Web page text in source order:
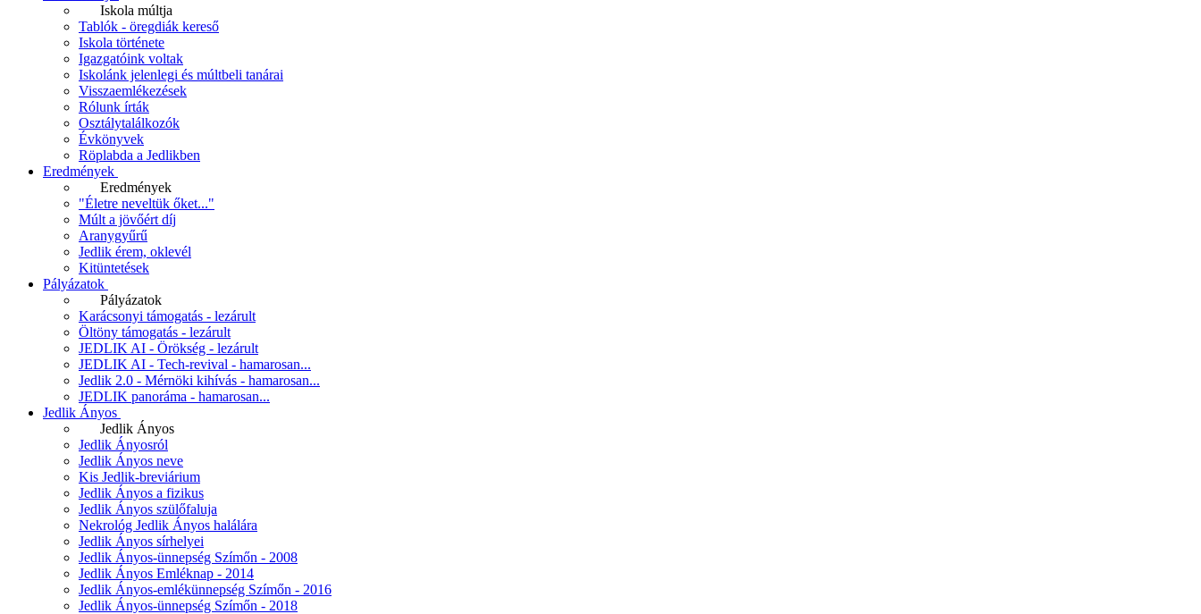
Iskola múltja
Tablók - öregdiák kereső
Iskola története
Igazgatóink voltak
Iskolánk jelenlegi és múltbeli tanárai
Visszaemlékezések
Rólunk írták
Osztálytalálkozók
Évkönyvek
Röplabda a Jedlikben
Eredmények
Eredmények
"Életre neveltük őket..."
Múlt a jövőért díj
Aranygyűrű
Jedlik érem, oklevél
Kitüntetések
Pályázatok
Pályázatok
Karácsonyi támogatás - lezárult
Öltöny támogatás - lezárult
JEDLIK AI - Örökség - lezárult
JEDLIK AI - Tech-revival - hamarosan...
Jedlik 2.0 - Mérnöki kihívás - hamarosan...
JEDLIK panoráma - hamarosan...
Jedlik Ányos
Jedlik Ányos
Jedlik Ányosról
Jedlik Ányos neve
Kis Jedlik-breviárium
Jedlik Ányos a fizikus
Jedlik Ányos szülőfaluja
Nekrológ Jedlik Ányos halálára
Jedlik Ányos sírhelyei
Jedlik Ányos-ünnepség Szímőn - 2008
Jedlik Ányos Emléknap - 2014
Jedlik Ányos-emlékünnepség Szímőn - 2016
Jedlik Ányos-ünnepség Szímőn - 2018